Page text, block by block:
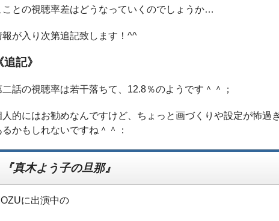
ことの視聴率差はどうなっていくのでしょうか…
報が入り次第追記致します！^^
追記》
二話の視聴率は若干落ちて、12.8％のようです＾＾；
人的にはお勧めなんですけど、ちょっと画づくりや設定が怖過
るかもしれないですね＾＾：
『真木よう子の旦那』
に出演中の